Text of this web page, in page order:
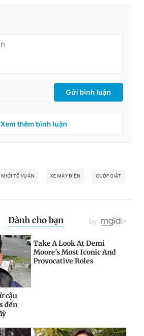
Gửi bình luận
Xem thêm bình luận
KHỞI TỐ VỤ ÁN XE MÁY ĐIỆN CƯỚP GIẬT